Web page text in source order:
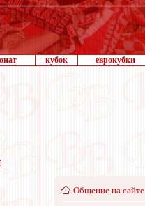
кубок еврокубки
Общение на сайте